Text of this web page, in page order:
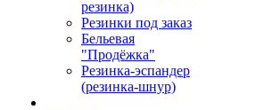
резинка)
Резинки под заказ
Бельевая
"Продёжка"
Резинка-эспандер
(резинка-шнур)